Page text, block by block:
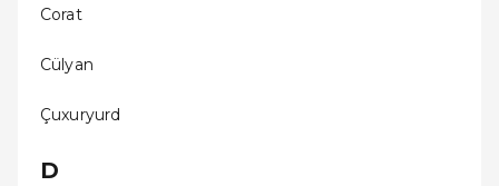
Corat
Cülyan
Çuxuryurd
D